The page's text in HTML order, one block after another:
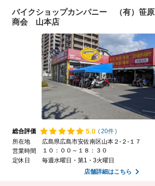
バイクショップカンパニー （有）笹原
商会 山本店
総合評価 5.0 (20件)
所在地
広島県広島市安佐南区山本２-２-１７
営業時間
１０：００～１８：３０
定休日
毎週水曜日・第1・3火曜日
店舗詳細はこちら